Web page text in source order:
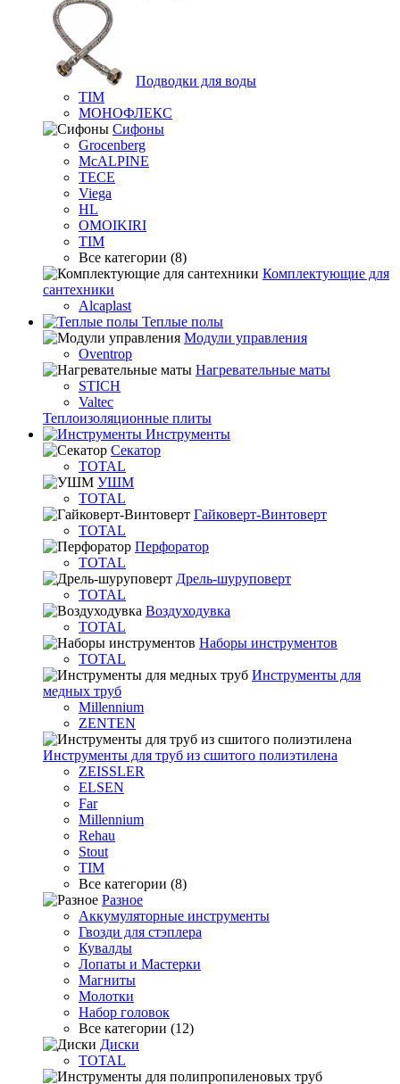
Подводки для воды
TIM
МОНОФЛЕКС
Сифоны
Grocenberg
McALPINE
TECE
Viega
HL
OMOIKIRI
TIM
Все категории (8)
Комплектующие для
сантехники
Alcaplast
Теплые полы
Модули управления
Oventrop
Нагревательные маты
STICH
Valtec
Теплоизоляционные плиты
Инструменты
Секатор
TOTAL
УШМ
TOTAL
Гайковерт-Винтоверт
TOTAL
Перфоратор
TOTAL
Дрель-шуруповерт
TOTAL
Воздуходувка
TOTAL
Наборы инструментов
TOTAL
Инструменты для
медных труб
Millennium
ZENTEN
Инструменты для труб из сшитого полиэтилена
ZEISSLER
ELSEN
Far
Millennium
Rehau
Stout
TIM
Все категории (8)
Разное
Аккумуляторные инструменты
Гвозди для стэплера
Кувалды
Лопаты и Мастерки
Магниты
Молотки
Набор головок
Все категории (12)
Диски
TOTAL